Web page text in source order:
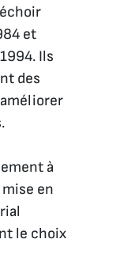
et
Ils
des
à
en
le choix